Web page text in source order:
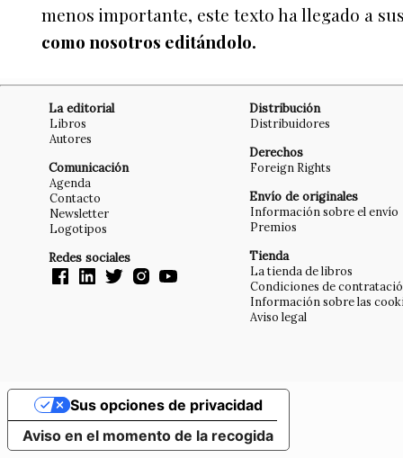
menos importante, este texto ha llegado a
como nosotros editándolo.
La editorial
Libros
Autores
Comunicación
Agenda
Contacto
Newsletter
Logotipos
Redes sociales
Distribución
Distribuidores
Derechos
Foreign Rights
Envío de originales
Información sobre el envío
Premios
Tienda
La tienda de libros
Condiciones de
Información sobre las
Aviso legal
Aviso en el momento de la recogida
Sus opciones de privacidad